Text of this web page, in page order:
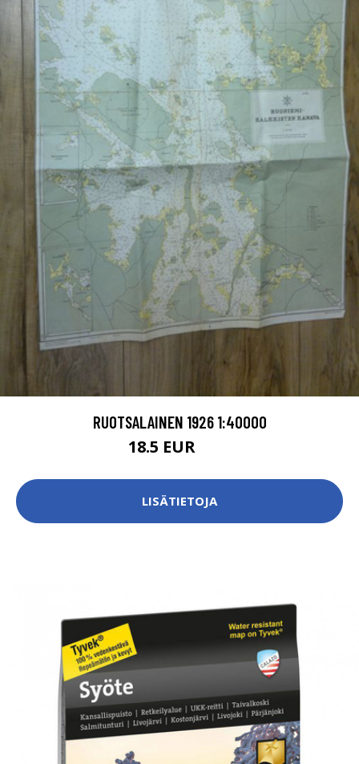
RUOTSALAINEN 1926 1:40000
18.5 EUR
LISÄTIETOJA